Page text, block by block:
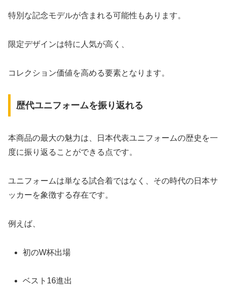
特別な記念モデルが含まれる可能性もあります。
限定デザインは特に人気が高く、
コレクション価値を高める要素となります。
歴代ユニフォームを振り返れる
本商品の最大の魅力は、日本代表ユニフォームの歴史を一
度に振り返ることができる点です。
ユニフォームは単なる試合着ではなく、その時代の日本サ
ッカーを象徴する存在です。
例えば、
初のW杯出場
ベスト16進出